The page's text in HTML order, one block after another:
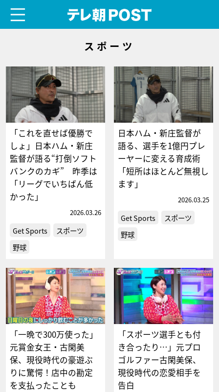
スポーツ
「これを直せば優勝で
しょ」日本ハム・新庄
監督が語る“打倒ソフト
バンクのカギ” 昨季は
「リーグでいちばん低
かった」
2026.03.26
Get Sports
スポーツ
野球
日本ハム・新庄監督が
語る、選手を1億円プレ
ーヤーに変える育成術
「短所はほとんど無視し
ます」
2026.03.25
Get Sports
スポーツ
野球
「一晩で300万使った」
元賞金女王・古閑美
保、現役時代の豪遊ぶ
りに驚愕！店中の勘定
を支払ったことも
「スポーツ選手とも付
き合ったり…」元プロ
ゴルファー古閑美保、
現役時代の恋愛相手を
告白